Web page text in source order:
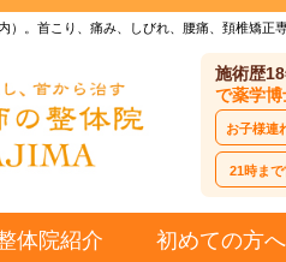
）。首こり、痛み、しびれ、腰痛、頚椎矯正
施術歴18
で薬学
お子様連
21時ま
体院紹介 初めての方へ